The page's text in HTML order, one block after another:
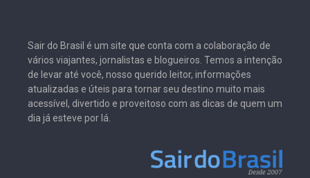
Sair do Brasil é um site que conta com a colaboração de
vários viajantes, jornalistas e blogueiros. Temos a intenção
de levar até você, nosso querido leitor, informações
atualizadas e úteis para tornar seu destino muito mais
acessível, divertido e proveitoso com as dicas de quem um
dia já esteve por lá.